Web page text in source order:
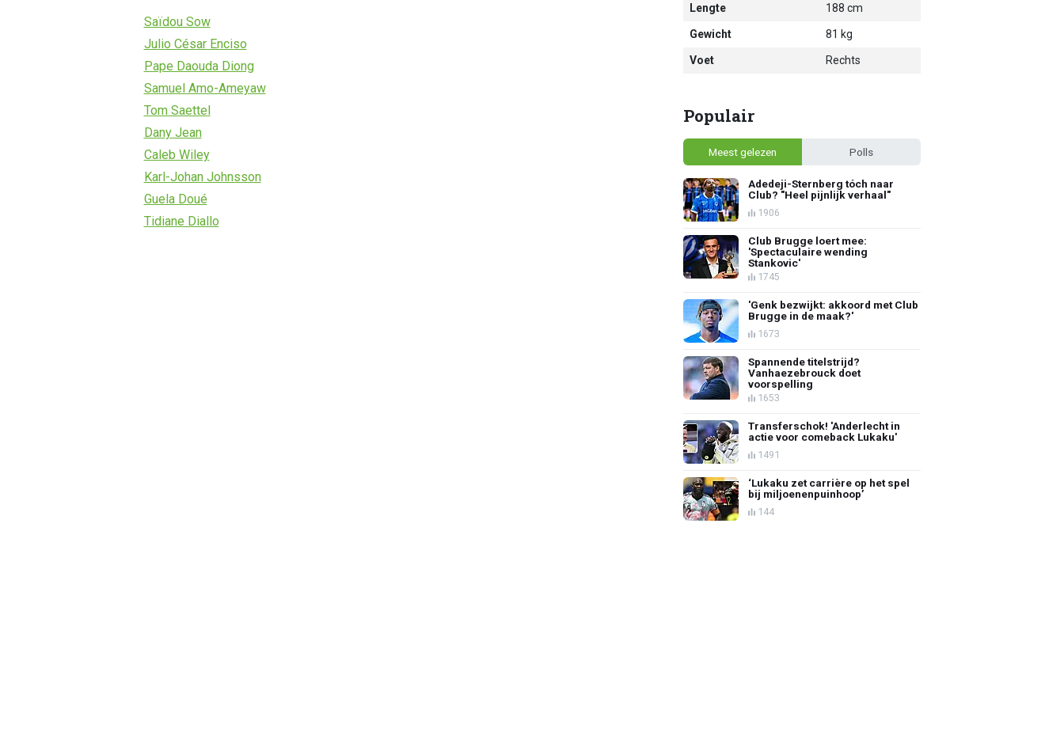
Saïdou Sow
Julio César Enciso
Pape Daouda Diong
Samuel Amo-Ameyaw
Tom Saettel
Dany Jean
Caleb Wiley
Karl-Johan Johnsson
Guela Doué
Tidiane Diallo
Lengte 188 cm
Gewicht 81 kg
Voet Rechts
Populair
Meest gelezen Polls
Adedeji-Sternberg tóch naar
Club? "Heel pijnlijk verhaal"
1906
Club Brugge loert mee:
'Spectaculaire wending
Stankovic'
1745
'Genk bezwijkt: akkoord met Club
Brugge in de maak?'
1673
Spannende titelstrijd?
Vanhaezebrouck doet
voorspelling
1653
Transferschok! 'Anderlecht in
actie voor comeback Lukaku'
1491
‘Lukaku zet carrière op het spel
bij miljoenenpuinhoop’
144